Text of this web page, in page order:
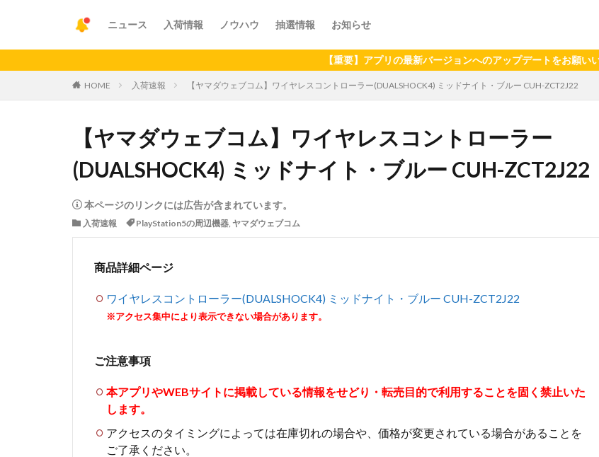
ニュース 入荷情報 ノウハウ 抽選情報 お知らせ
【重要】アプリの最新バージョンへのアップデートをお願いいたし
HOME 入荷速報 【ヤマダウェブコム】ワイヤレスコントローラー(DUALSHOCK4) ミッドナイト・ブルー CUH-ZCT2J22
【ヤマダウェブコム】ワイヤレスコントローラー
(DUALSHOCK4) ミッドナイト・ブルー CUH-ZCT2J22
本ページのリンクには広告が含まれています。
入荷速報 PlayStation5の周辺機器, ヤマダウェブコム
商品詳細ページ
ワイヤレスコントローラー(DUALSHOCK4) ミッドナイト・ブルー CUH-ZCT2J22
※アクセス集中により表示できない場合があります。
ご注意事項
本アプリやWEBサイトに掲載している情報をせどり・転売目的で利用することを固く禁止いた
します。
アクセスのタイミングによっては在庫切れの場合や、価格が変更されている場合があることを
ご了承ください。